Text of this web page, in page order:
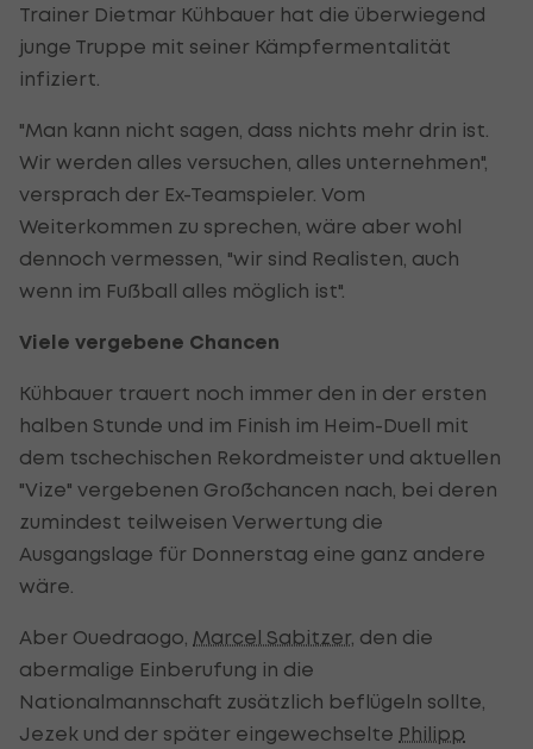
Trainer Dietmar Kühbauer hat die überwiegend
junge Truppe mit seiner Kämpfermentalität
infiziert.
"Man kann nicht sagen, dass nichts mehr drin ist.
Wir werden alles versuchen, alles unternehmen",
versprach der Ex-Teamspieler. Vom
Weiterkommen zu sprechen, wäre aber wohl
dennoch vermessen, "wir sind Realisten, auch
wenn im Fußball alles möglich ist".
Viele vergebene Chancen
Kühbauer trauert noch immer den in der ersten
halben Stunde und im Finish im Heim-Duell mit
dem tschechischen Rekordmeister und aktuellen
"Vize" vergebenen Großchancen nach, bei deren
zumindest teilweisen Verwertung die
Ausgangslage für Donnerstag eine ganz andere
wäre.
Aber Ouedraogo, Marcel Sabitzer, den die
abermalige Einberufung in die
Nationalmannschaft zusätzlich beflügeln sollte,
Jezek und der später eingewechselte Philipp